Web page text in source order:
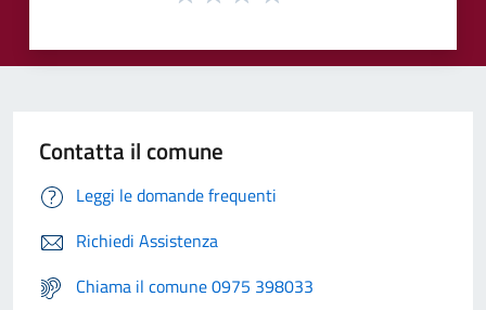
Contatta il comune
Leggi le domande frequenti
Richiedi Assistenza
Chiama il comune 0975 398033